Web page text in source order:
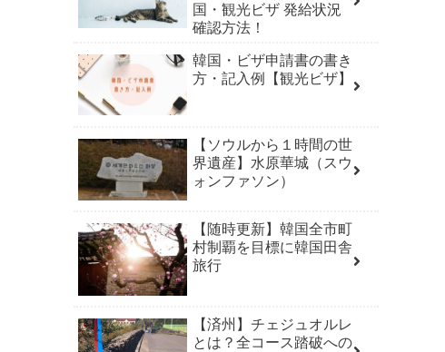
国・観光ビザ 発給状況
確認方法！
韓国・ビザ申請書の書き
方・記入例【観光ビザ】
【ソウルから１時間の世
界遺産】水原華城（スウ
ォンファソン）
【随時更新】韓国全市町
村制覇を目標に韓国田舎
旅行
【済州】チェジュオルレ
とは？全コース踏破への